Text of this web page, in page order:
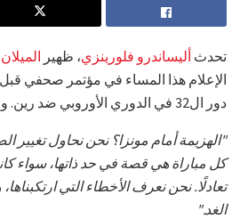
تحدث أليساندرو فلورينزي، ظهير الميلان
الإعلام هذا المساء في مؤتمر صحفي قبل
دور ال32 في الدوري الأوروبي ضد رين. و فيما يلي كلماته:
"الهزيمة أمام مونزا؟ نحن نحاول تغيير
كل مباراة هي قصة في حد ذاتها، سواء
تعادلًا. نحن نعرف الأخطاء التي
الغد."